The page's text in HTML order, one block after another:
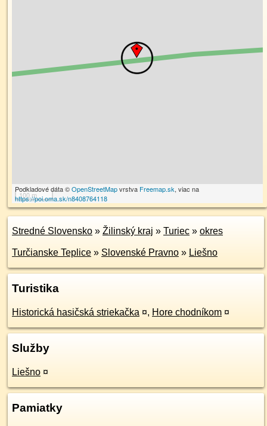
100 m
Podkladové dáta ©OpenStreetMapvrstva Freemap.sk, viac na
https://poi.oma.sk/n8408764118
Stredné Slovensko » Žilinský kraj » Turiec » okres
Turčianske Teplice » Slovenské Pravno » Liešno
Turistika
Historická hasičská striekačka ¤, Hore chodníkom ¤
Služby
Liešno ¤
Pamiatky